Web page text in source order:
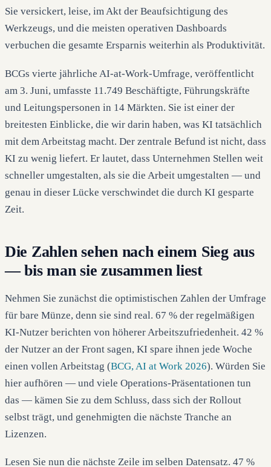
Sie versickert, leise, im Akt der Beaufsichtigung des
Werkzeugs, und die meisten operativen Dashboards
verbuchen die gesamte Ersparnis weiterhin als Produktivität.
BCGs vierte jährliche AI-at-Work-Umfrage, veröffentlicht
am 3. Juni, umfasste 11.749 Beschäftigte, Führungskräfte
und Leitungspersonen in 14 Märkten. Sie ist einer der
breitesten Einblicke, die wir darin haben, was KI tatsächlich
mit dem Arbeitstag macht. Der zentrale Befund ist nicht, dass
KI zu wenig liefert. Er lautet, dass Unternehmen Stellen weit
schneller umgestalten, als sie die Arbeit umgestalten — und
genau in dieser Lücke verschwindet die durch KI gesparte
Zeit.
Die Zahlen sehen nach einem Sieg aus
— bis man sie zusammen liest
Nehmen Sie zunächst die optimistischen Zahlen der Umfrage
für bare Münze, denn sie sind real. 67 % der regelmäßigen
KI-Nutzer berichten von höherer Arbeitszufriedenheit. 42 %
der Nutzer an der Front sagen, KI spare ihnen jede Woche
einen vollen Arbeitstag (BCG, AI at Work 2026). Würden Sie
hier aufhören — und viele Operations-Präsentationen tun
das — kämen Sie zu dem Schluss, dass sich der Rollout
selbst trägt, und genehmigten die nächste Tranche an
Lizenzen.
Lesen Sie nun die nächste Zeile im selben Datensatz. 47 %